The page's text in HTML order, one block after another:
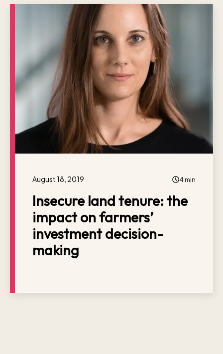
August 18, 2019 4 min
Insecure land tenure: the
impact on farmers’
investment decision-
making